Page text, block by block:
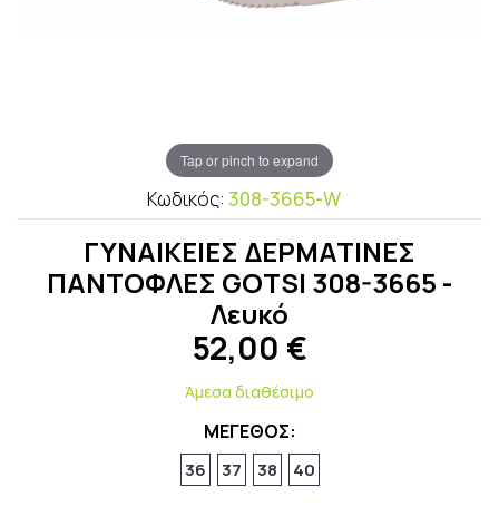
Tap or pinch to expand
Κωδικός: 308-3665-W
ΓΥΝΑΙΚΕΙΕΣ ΔΕΡΜΑΤΙΝΕΣ
ΠΑΝΤΟΦΛΕΣ GOTSI 308-3665 -
Λευκό
52,00 €
Άμεσα διαθέσιμο
ΜΕΓΕΘΟΣ:
36 37 38 40